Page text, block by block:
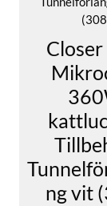
Closer
ng vit